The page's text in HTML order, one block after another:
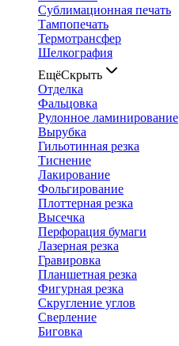
Сублимационная печать
Тампопечать
Термотрансфер
Шелкография
ЕщёСкрыть
Отделка
Фальцовка
Рулонное ламинирование
Вырубка
Гильотинная резка
Тиснение
Лакирование
Фольгирование
Плоттерная резка
Высечка
Перфорация бумаги
Лазерная резка
Гравировка
Планшетная резка
Фигурная резка
Скругление углов
Сверление
Биговка